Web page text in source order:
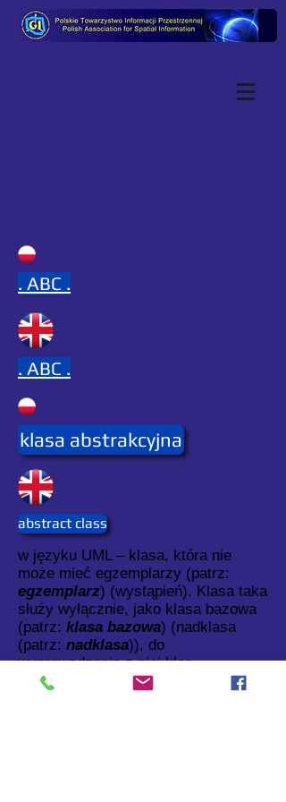
. ABC .
. ABC .
klasa abstrakcyjna
abstract class
w języku UML – klasa, która nie
może mieć egzemplarzy (patrz:
egzemplarz) (wystąpień). Klasa taka
służy wyłącznie, jako klasa bazowa
(patrz: klasa bazowa) (nadklasa
(patrz: nadklasa)), do
wyprowadzania z niej klas
pochodnych (patrz:klasa pochodna